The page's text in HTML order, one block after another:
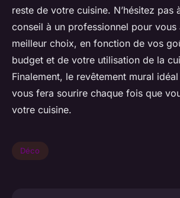
reste de votre cuisine. N’hésitez pas
conseil à un professionnel pour
meilleur choix, en fonction de vos
budget et de votre utilisation de la
Finalement, le revêtement mural
vous fera sourire chaque fois que
votre cuisine.
Déco